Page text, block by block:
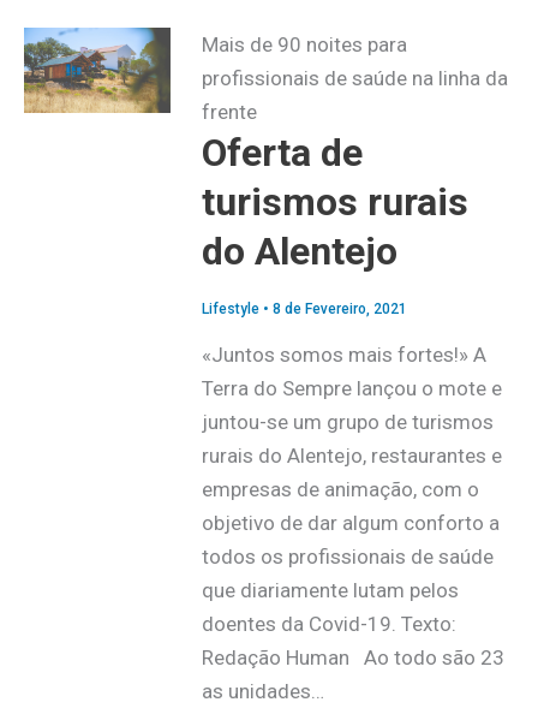
Mais de 90 noites para
profissionais de saúde na linha da
frente
Oferta de
turismos rurais
do Alentejo
Lifestyle• 8 de Fevereiro, 2021
«Juntos somos mais fortes!» A
Terra do Sempre lançou o mote e
juntou-se um grupo de turismos
rurais do Alentejo, restaurantes e
empresas de animação, com o
objetivo de dar algum conforto a
todos os profissionais de saúde
que diariamente lutam pelos
doentes da Covid-19. Texto:
Redação Human Ao todo são 23
as unidades…